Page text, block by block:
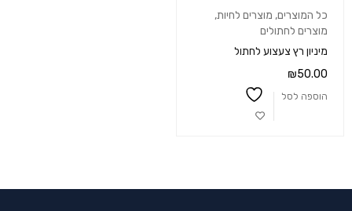
כל המוצרים, מוצרים לחיות,
מוצרים לחתולים
מיניון רץ צעצוע לחתול
₪50.00
הוספה לסל